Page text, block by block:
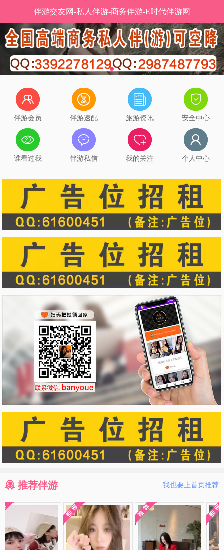
伴游交友网-私人伴游-商务伴游-E时代伴游网
伴游会员 伴游速配 旅游资讯 安全中心
谁看过我 伴游私信 我的关注 个人中心
推荐伴游 我也要上首页推荐